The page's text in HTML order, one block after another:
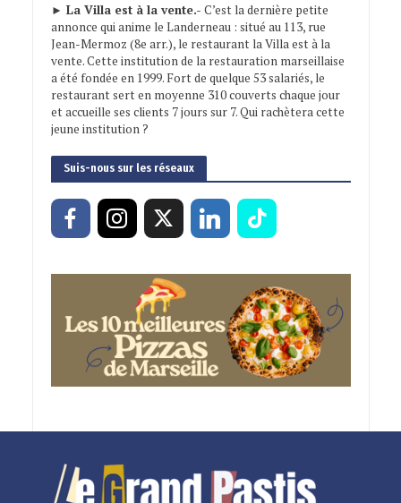
► La Villa est à la vente.- C’est la dernière petite
annonce qui anime le Landerneau : situé au 113, rue
Jean-Mermoz (8e arr.), le restaurant la Villa est à la
vente. Cette institution de la restauration marseillaise
a été fondée en 1999. Fort de quelque 53 salariés, le
restaurant sert en moyenne 310 couverts chaque jour
et accueille ses clients 7 jours sur 7. Qui rachètera cette
jeune institution ?
Suis-nous sur les réseaux